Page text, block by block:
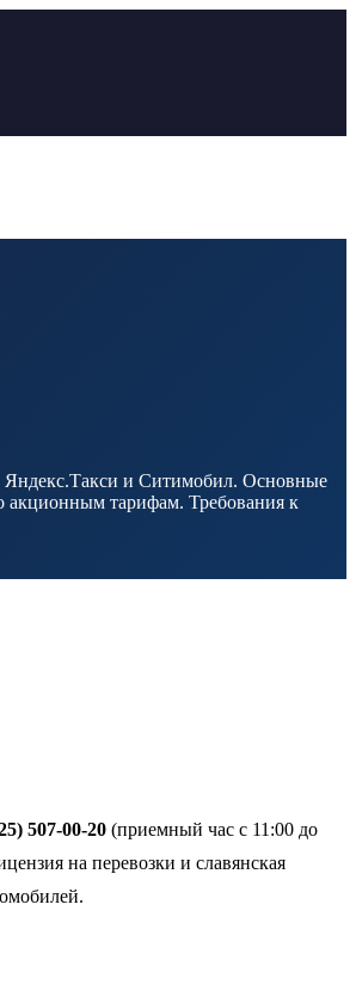
Яндекс.Такси и Ситимобил. Основные
акционным тарифам. Требования к
507-00-20 (приемный час с 11:00 до
на перевозки и славянская